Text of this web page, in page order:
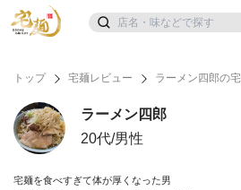
トップ 宅麺レビュー ラーメン四郎の
ラーメン四郎
20代/男性
宅麺を食べすぎて体が厚くなった男